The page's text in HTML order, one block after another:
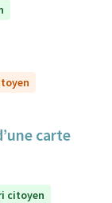
carte
citoyen